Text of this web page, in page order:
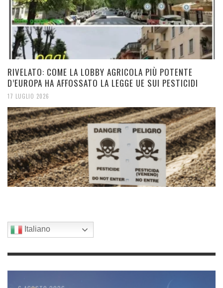
RIVELATO: COME LA LOBBY AGRICOLA PIÙ POTENTE
D’EUROPA HA AFFOSSATO LA LEGGE UE SUI PESTICIDI
17 LUGLIO 2026
Italiano